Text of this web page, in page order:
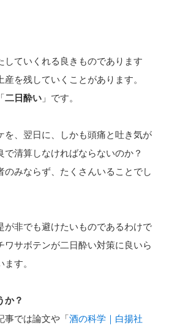
していくれる良きものであります
を残していくことがあります。
二日酔い 」です。
を、翌日に、しかも頭痛と吐き気が
で清算しなければならないのか？
のみならず、たくさんいることでし
が非でも避けたいものであるわけで
ワサボテンが二日酔い対策に良いら
す。
か？
事では論文や「酒の科学｜白揚社